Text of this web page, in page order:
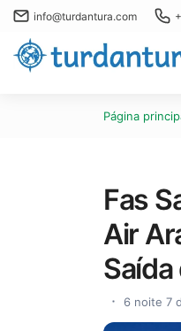
info@turdantura.com
Página
Fas
Air
6 noite 7